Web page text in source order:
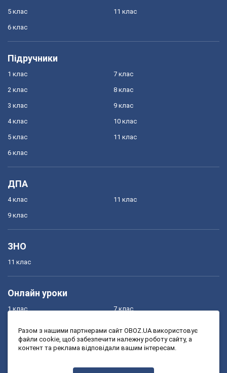
5 клас
6 клас
11 клас
Підручники
1 клас
2 клас
3 клас
4 клас
5 клас
6 клас
7 клас
8 клас
9 клас
10 клас
11 клас
ДПА
4 клас
9 клас
11 клас
ЗНО
11 клас
Онлайн уроки
1 клас
3 клас
7 клас
9 клас
Разом з нашими партнерами сайт OBOZ.UA використовує
файли cookie, щоб забезпечити належну роботу сайту, а
контент та реклама відповідали вашим інтересам.